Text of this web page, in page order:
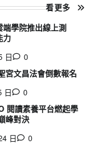
看更多
學院推出線上測
力
日
0
宮文昌法會倒數報名
日
0
閱讀素養平台燃起學
峰對決
日 0